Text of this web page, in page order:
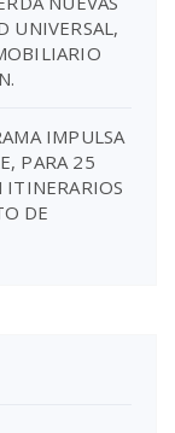
UNIVERSAL,
IMPULSA
PARA 25
ITINERARIOS
DE